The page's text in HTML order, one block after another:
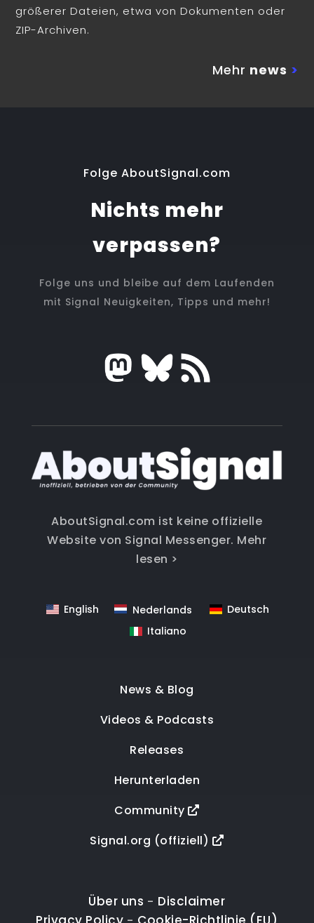
größerer Dateien, etwa von Dokumenten oder
ZIP-Archiven.
Mehr news >
Folge AboutSignal.com
Nichts mehr
verpassen?
Folge uns und bleibe auf dem Laufenden
mit Signal Neuigkeiten, Tipps und mehr!
AboutSignal.com ist keine offizielle
Website von Signal Messenger. Mehr
lesen >
English Nederlands
Deutsch
Italiano
News & Blog
Videos & Podcasts
Releases
Herunterladen
Community
Signal.org (offiziell)
Über uns - Disclaimer